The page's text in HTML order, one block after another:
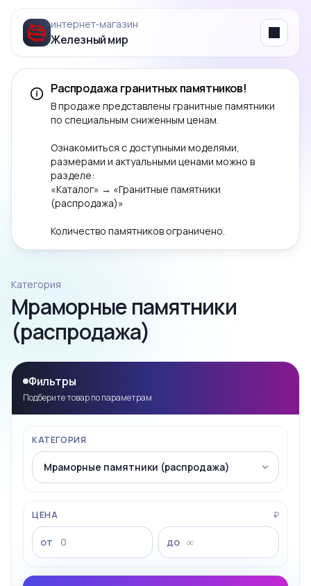
интернет‑магазин
Железный мир Menu
Распродажа гранитных памятников!
В продаже представлены гранитные памятники
по специальным сниженным ценам.
Ознакомиться с доступными моделями,
размерами и актуальными ценами можно в
разделе:
«Каталог» → «Гранитные памятники
(распродажа)»
Количество памятников ограничено.
Категория
Мраморные памятники
(распродажа)
Фильтры
Подберите товар по параметрам
КАТЕГОРИЯ
ЦЕНА ₽
от до